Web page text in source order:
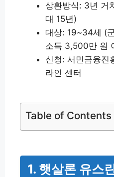
상환방식: 3년 거
대 15년)
대상: 19~34세 (
소득 3,500만 원
신청: 서민금융진
라인 센터
Table of Contents
1. 햇살론 유스